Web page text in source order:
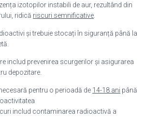
izotopilor instabili de aur, rezultând din
ridică riscuri semnificative
și trebuie stocați în siguranță până la
includ prevenirea scurgerilor și asigurarea
depozitare.
pentru o perioadă de 14-18 ani până
includ contaminarea radioactivă a